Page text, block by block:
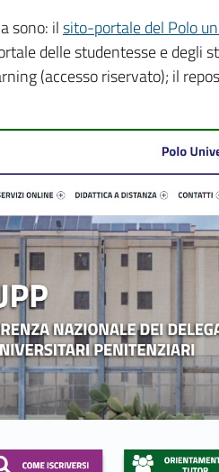
sono: ilsito-portale del Polo
delle studentesse e degli
(accesso riservato); il